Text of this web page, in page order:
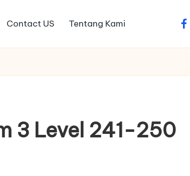
Contact US Tentang Kami
3 Level 241-250